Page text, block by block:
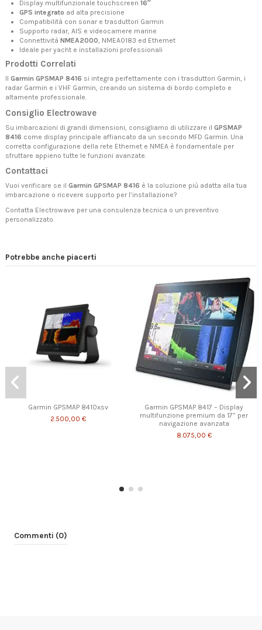
Display multifunzionale touchscreen 16″
GPS integrato ad alta precisione
Compatibilità con sonar e trasduttori Garmin
Supporto radar, AIS e videocamere marine
Connettività NMEA2000, NMEA0183 ed Ethernet
Ideale per yacht e installazioni professionali
Prodotti Correlati
Il Garmin GPSMAP 8416 si integra perfettamente con i trasduttori Garmin, i
radar Garmin e i VHF Garmin, creando un sistema di bordo completo e
altamente professionale.
Consiglio Electrowave
Su imbarcazioni di grandi dimensioni, consigliamo di utilizzare il GPSMAP
8416 come display principale affiancato da un secondo MFD Garmin. Una
corretta configurazione della rete Ethernet e NMEA è fondamentale per
sfruttare appieno tutte le funzioni avanzate.
Contattaci
Vuoi verificare se il Garmin GPSMAP 8416 è la soluzione più adatta alla tua
imbarcazione o ricevere supporto per l’installazione?
Contatta Electrowave per una consulenza tecnica o un preventivo
personalizzato.
Potrebbe anche piacerti
Garmin GPSMAP 8410xsv
2.500,00 €
Garmin GPSMAP 8417 – Display
multifunzione premium da 17” per
navigazione avanzata
8.075,00 €
Commenti (0)